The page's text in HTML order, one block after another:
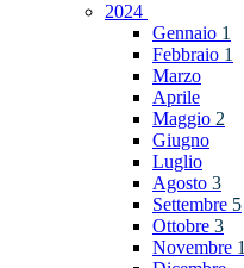
2024
Gennaio 1
Febbraio 1
Marzo
Aprile
Maggio 2
Giugno
Luglio
Agosto 3
Settembre 5
Ottobre 3
Novembre 1